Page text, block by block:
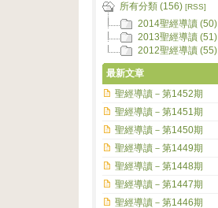
所有分類 (156) [RSS]
2014聖經導讀 (50)
2013聖經導讀 (51)
2012聖經導讀 (55)
最新文章
聖經導讀－第1452期
聖經導讀－第1451期
聖經導讀－第1450期
聖經導讀－第1449期
聖經導讀－第1448期
聖經導讀－第1447期
聖經導讀－第1446期